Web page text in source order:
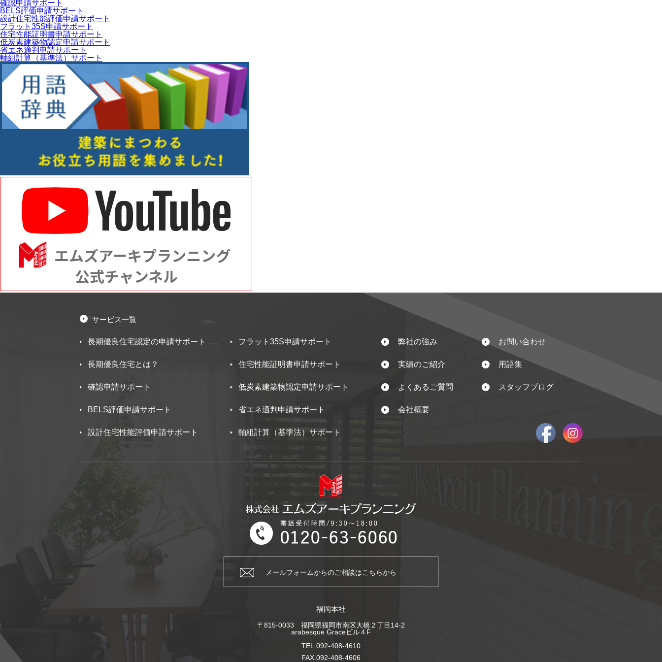
確認申請サポート
BELS評価申請サポート
設計住宅性能評価申請サポート
フラット35S申請サポート
住宅性能証明書申請サポート
低炭素建築物認定申請サポート
省エネ適判申請サポート
軸組計算（基準法）サポート
サービス一覧
長期優良住宅認定の申請サポート
長期優良住宅とは？
確認申請サポート
BELS評価申請サポート
設計住宅性能評価申請サポート
フラット35S申請サポート
住宅性能証明書申請サポート
低炭素建築物認定申請サポート
省エネ適判申請サポート
軸組計算（基準法）サポート
弊社の強み
実績のご紹介
よくあるご質問
会社概要
お問い合わせ
用語集
スタッフブログ
メールフォームからのご相談はこちらから
福岡本社
〒815-0033 福岡県福岡市南区大橋２丁目14-2
arabesque Graceビル４F
TEL.092-408-4610
FAX.092-408-4606